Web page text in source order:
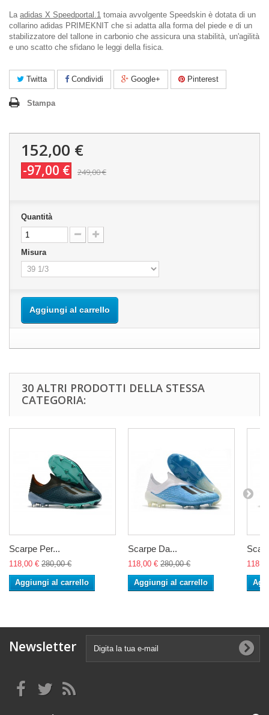
La adidas X Speedportal.1 tomaia avvolgente Speedskin è dotata di un
collarino adidas PRIMEKNIT che si adatta alla forma del piede e di un
stabilizzatore del tallone in carbonio che assicura una stabilità, un'agilità
e uno scatto che sfidano le leggi della fisica.
Twitta Condividi Google+ Pinterest
Stampa
152,00 €
-97,00 € 249,00 €
Quantità
Misura
Aggiungi al carrello
30 ALTRI PRODOTTI DELLA STESSA
CATEGORIA:
Scarpe Per...
118,00 € 280,00 €
Aggiungi al carrello
Scarpe Da...
118,00 € 280,00 €
Aggiungi al carrello
Newsletter